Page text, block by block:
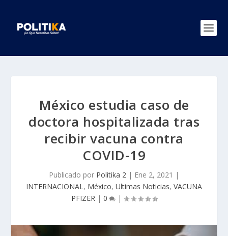
México estudia caso de
doctora hospitalizada tras
recibir vacuna contra
COVID-19
Publicado por Politika 2 | Ene 2, 2021 |
INTERNACIONAL, México, Ultimas Noticias, VACUNA
PFIZER| 0 |